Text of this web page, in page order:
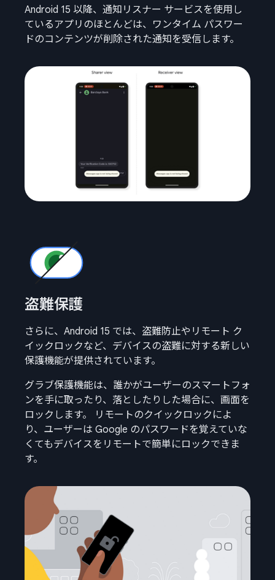
Android 15 以降、通知リスナー サービスを使用し
ているアプリのほとんどは、ワンタイム パスワー
ドのコンテンツが削除された通知を受信します。
盗難保護
さらに、Android 15 では、盗難防止やリモート ク
イックロックなど、デバイスの盗難に対する新しい
保護機能が提供されています。
グラブ保護機能は、誰かがユーザーのスマートフォ
ンを手に取ったり、落としたりした場合に、画面を
ロックします。 リモートのクイックロックによ
り、ユーザーは Google のパスワードを覚えていな
くてもデバイスをリモートで簡単にロックできま
す。